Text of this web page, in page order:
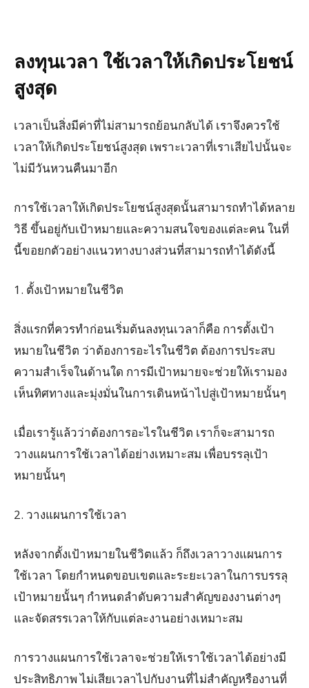
ลงทุนเวลา ใช้เวลาให้เกิดประโยชน์
สูงสุด
เวลาเป็นสิ่งมีค่าที่ไม่สามารถย้อนกลับได้ เราจึงควรใช้
เวลาให้เกิดประโยชน์สูงสุด เพราะเวลาที่เราเสียไปนั้นจะ
ไม่มีวันหวนคืนมาอีก
การใช้เวลาให้เกิดประโยชน์สูงสุดนั้นสามารถทำได้หลาย
วิธี ขึ้นอยู่กับเป้าหมายและความสนใจของแต่ละคน ในที่
นี้ขอยกตัวอย่างแนวทางบางส่วนที่สามารถทำได้ดังนี้
1. ตั้งเป้าหมายในชีวิต
สิ่งแรกที่ควรทำก่อนเริ่มต้นลงทุนเวลาก็คือ การตั้งเป้า
หมายในชีวิต ว่าต้องการอะไรในชีวิต ต้องการประสบ
ความสำเร็จในด้านใด การมีเป้าหมายจะช่วยให้เรามอง
เห็นทิศทางและมุ่งมั่นในการเดินหน้าไปสู่เป้าหมายนั้นๆ
เมื่อเรารู้แล้วว่าต้องการอะไรในชีวิต เราก็จะสามารถ
วางแผนการใช้เวลาได้อย่างเหมาะสม เพื่อบรรลุเป้า
หมายนั้นๆ
2. วางแผนการใช้เวลา
หลังจากตั้งเป้าหมายในชีวิตแล้ว ก็ถึงเวลาวางแผนการ
ใช้เวลา โดยกำหนดขอบเขตและระยะเวลาในการบรรลุ
เป้าหมายนั้นๆ กำหนดลำดับความสำคัญของงานต่างๆ
และจัดสรรเวลาให้กับแต่ละงานอย่างเหมาะสม
การวางแผนการใช้เวลาจะช่วยให้เราใช้เวลาได้อย่างมี
ประสิทธิภาพ ไม่เสียเวลาไปกับงานที่ไม่สำคัญหรืองานที่